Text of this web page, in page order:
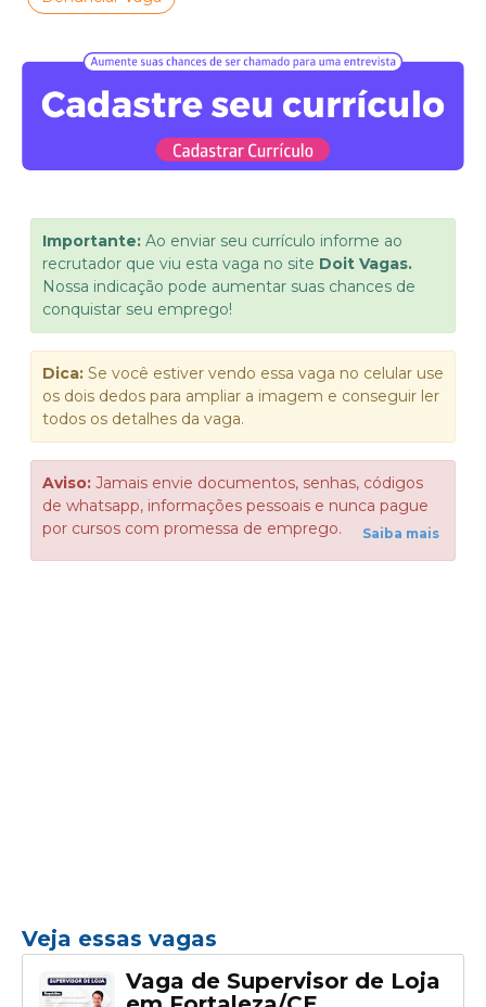
Importante: Ao enviar seu currículo informe ao
recrutador que viu esta vaga no site Doit Vagas.
Nossa indicação pode aumentar suas chances de
conquistar seu emprego!
Dica: Se você estiver vendo essa vaga no celular use
os dois dedos para ampliar a imagem e conseguir ler
todos os detalhes da vaga.
Aviso: Jamais envie documentos, senhas, códigos
de whatsapp, informações pessoais e nunca pague
por cursos com promessa de emprego.
Saiba mais
Veja essas vagas
Vaga de Supervisor de Loja